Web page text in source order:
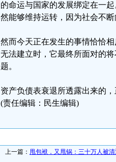
的命运与国家的发展绑定在一
然能够维持运转，因为社会不
然而今天正在发生的事情恰恰
无法建立时，它最终所面对的
题。
资产负债表衰退所透露出来的
(责任编辑：民生编辑)
上一篇： 甩包袱，又甩锅：三十万人被